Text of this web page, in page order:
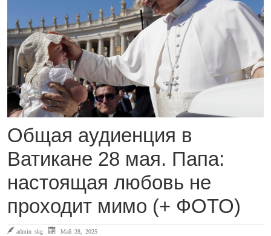
Общая аудиенция в
Ватикане 28 мая. Папа:
настоящая любовь не
проходит мимо (+ ФОТО)
admin skg Май 28, 2025